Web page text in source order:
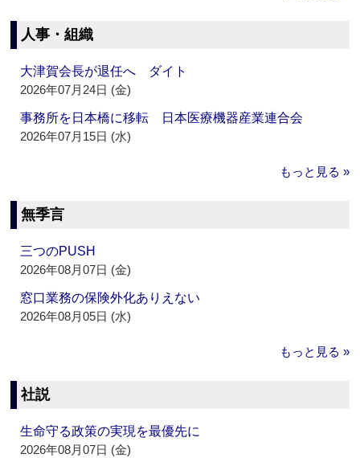
人事・組織
大津賀会長が退任へ ダイト
2026年07月24日 (金)
事務所を日本橋に移転 日本医療機器産業連合会
2026年07月15日 (水)
もっと見る »
無季言
三つのPUSH
2026年08月07日 (金)
窓口業務の保険外化ありえない
2026年08月05日 (水)
もっと見る »
社説
生命守る政策の実現を最優先に
2026年08月07日 (金)